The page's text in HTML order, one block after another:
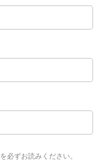
を必ずお読みください。